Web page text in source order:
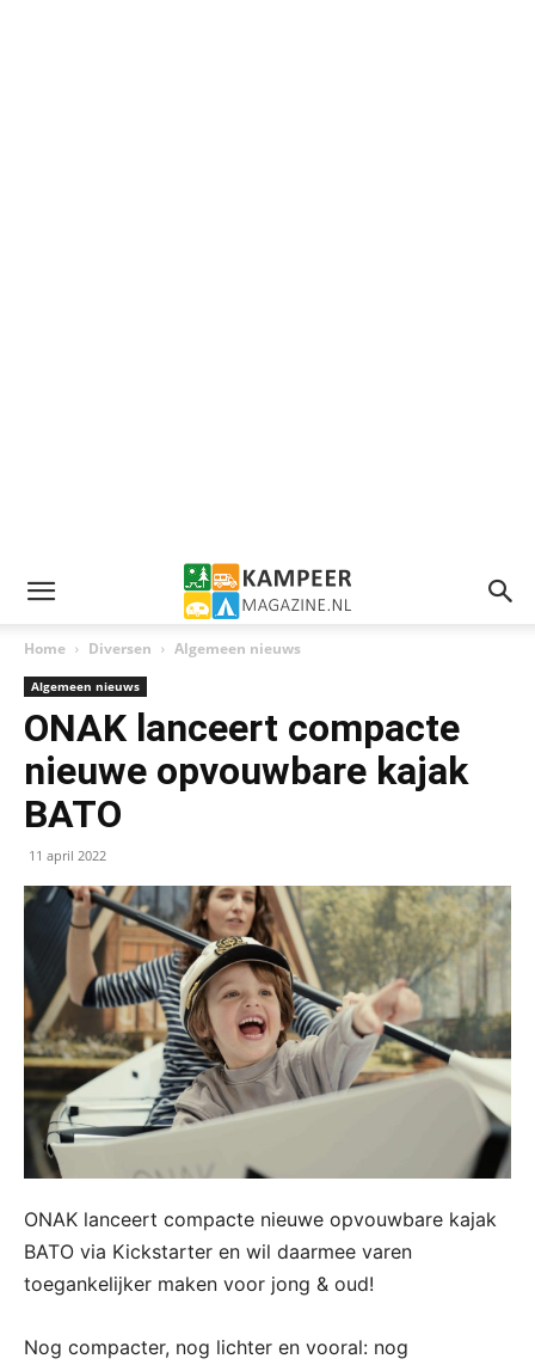
Home Diversen Algemeen nieuws
Algemeen nieuws
ONAK lanceert compacte
nieuwe opvouwbare kajak
BATO
11 april 2022
ONAK lanceert compacte nieuwe opvouwbare kajak
BATO via Kickstarter en wil daarmee varen
toegankelijker maken voor jong & oud!
Nog compacter, nog lichter en vooral: nog